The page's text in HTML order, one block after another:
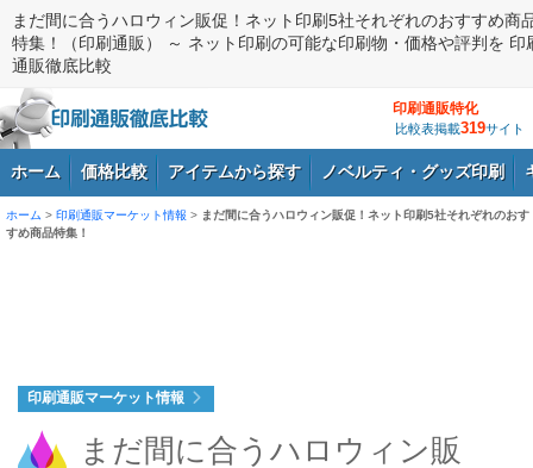
まだ間に合うハロウィン販促！ネット印刷5社それぞれのおすすめ商
特集！（印刷通販） ～ ネット印刷の可能な印刷物・価格や評判を 印
通販徹底比較
印刷通販特化
比較表掲載319サイト
ホーム 価格比較 アイテムから探す ノベルティ・グッズ印刷
ホーム > 印刷通販マーケット情報 > まだ間に合うハロウィン販促！ネット印刷5社それぞれのおす
すめ商品特集！
印刷通販マーケット情報
まだ間に合うハロウィン販